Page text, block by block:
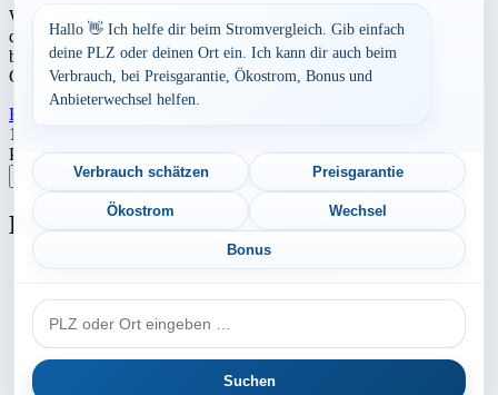
Werbung Den aktuellen Strompreis in 23684 Scharbeutz, Süsel und
die ungefährend Kosten bei Stromanbietern können Sie hier
berechnen lassen. Preisvergleich: powered by TARIFCHECK24
GmbH Die […]
Read More
Seitennummerierung
der
Beiträge
1
Postleitzahl eingeben
Suchen
Neu berechnet
Aktuelle Strompreise in 69231 Rauenberg
Aktuelle Strompreise in 85622 Feldkirchen
Aktuelle Strompreise in 20255 Hamburg
Hallo 👋 Ich helfe dir beim Stromvergleich. Gib einfach
deine PLZ oder deinen Ort ein. Ich kann dir auch beim
Verbrauch, bei Preisgarantie, Ökostrom, Bonus und
Anbieterwechsel helfen.
Verbrauch schätzen Preisgarantie
Ökostrom Wechsel
Bonus
PLZ
oder
Ort
Suchen